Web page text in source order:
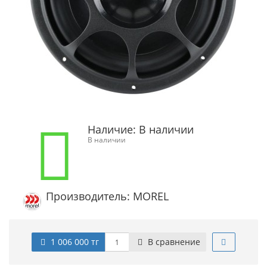
Наличие: В наличии
В наличии
Производитель: MOREL
1 006 000 тг В сравнение